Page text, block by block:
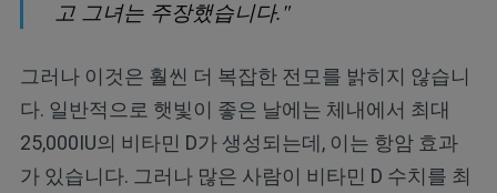
고 그녀는 주장했습니다."
그러나 이것은 훨씬 더 복잡한 전모를 밝히지 않습니
다. 일반적으로 햇빛이 좋은 날에는 체내에서 최대
25,000IU의 비타민 D가 생성되는데, 이는 항암 효과
가 있습니다. 그러나 많은 사람이 비타민 D 수치를 최